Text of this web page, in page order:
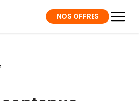
NOS OFFRES